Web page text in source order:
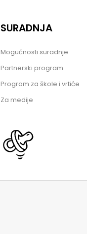
SURADNJA
Mogućnosti suradnje
Partnerski program
Program za škole i vrtiće
Za medije